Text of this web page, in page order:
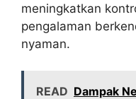
meningkatkan
pengalaman
nyaman.
READ Dampak